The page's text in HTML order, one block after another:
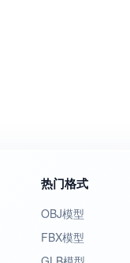
热门格式
OBJ模型
FBX模型